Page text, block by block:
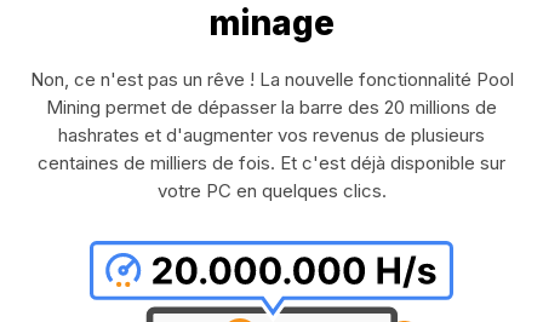
minage
Non, ce n'est pas un rêve ! La nouvelle fonctionnalité Pool
Mining permet de dépasser la barre des 20 millions de
hashrates et d'augmenter vos revenus de plusieurs
centaines de milliers de fois. Et c'est déjà disponible sur
votre PC en quelques clics.